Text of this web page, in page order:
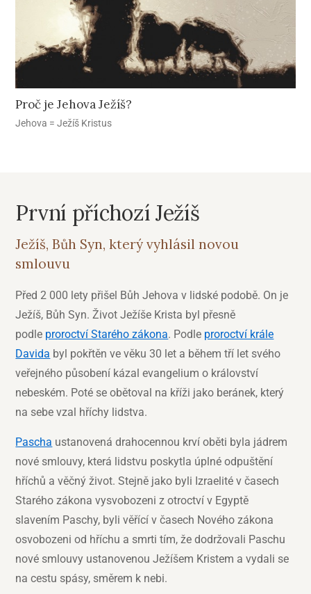
Proč je Jehova Ježíš?
Jehova = Ježíš Kristus
První příchozí Ježíš
Ježíš, Bůh Syn, který vyhlásil novou
smlouvu
Před 2 000 lety přišel Bůh Jehova v lidské podobě. On je
Ježíš, Bůh Syn. Život Ježíše Krista byl přesně
podle proroctví Starého zákona. Podle proroctví krále
Davida byl pokřtěn ve věku 30 let a během tří let svého
veřejného působení kázal evangelium o království
nebeském. Poté se obětoval na kříži jako beránek, který
na sebe vzal hříchy lidstva.
Pascha ustanovená drahocennou krví oběti byla jádrem
nové smlouvy, která lidstvu poskytla úplné odpuštění
hříchů a věčný život. Stejně jako byli Izraelité v časech
Starého zákona vysvobozeni z otroctví v Egyptě
slavením Paschy, byli věřící v časech Nového zákona
osvobozeni od hříchu a smrti tím, že dodržovali Paschu
nové smlouvy ustanovenou Ježíšem Kristem a vydali se
na cestu spásy, směrem k nebi.